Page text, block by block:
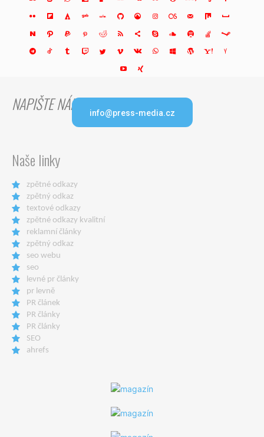
NAPIŠTE NÁM info@press-media.cz
Naše linky
zpětné odkazy
zpětný odkaz
textové odkazy
zpětné odkazy kvalitní
reklamní články
zpětný odkaz
seo webu
seo
levné pr články
pr levně
PR článek
PR články
PR články
SEO
ahrefs